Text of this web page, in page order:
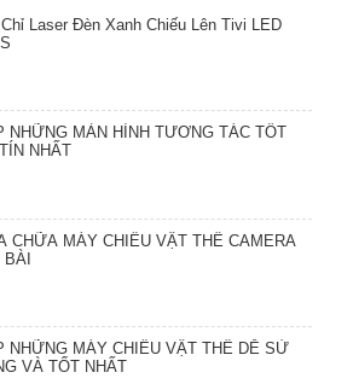
Laser Đèn Xanh Chiếu Lên Tivi LED
NHỮNG MÀN HÌNH TƯƠNG TÁC TỐT
NHẤT
CHỮA MÁY CHIẾU VẬT THỂ CAMERA
NHỮNG MÁY CHIẾU VẬT THỂ DỄ SỬ
VÀ TỐT NHẤT